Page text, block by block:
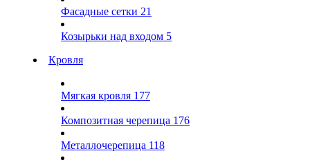
Фасадные сетки 21
Козырьки над входом 5
Кровля
Мягкая кровля 177
Композитная черепица 176
Металлочерепица 118